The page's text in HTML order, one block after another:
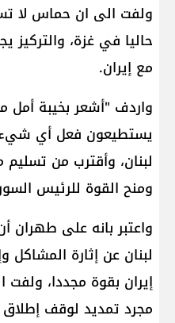
ولفت الى ان حماس لا
حاليا في غزة،
مع إيران.
واردف "أشعر بخيبة أمل
يستطيعون فعل أي
لبنان، وأقترب من
ومنح القوة للرئيس
واعتبر بانه على
لبنان عن إثارة
إيران بقوة مجددا،
مجرد تمديد لوقف إطلاق